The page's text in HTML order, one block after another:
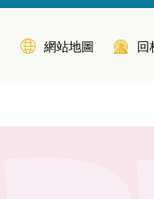
網站地圖 回